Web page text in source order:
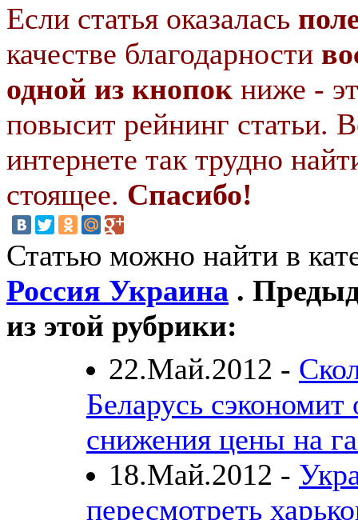
Если статья оказалась
качестве благодарности
одной из кнопок ниже -
повысит рейнинг статьи.
интернете так трудно
стоящее. Спасибо!
Статью можно найти в
Россия Украина .
из этой рубрики:
22.Май.2012 -
Беларусь сэкономит
снижения цены на
18.Май.2012 -
пересмотреть